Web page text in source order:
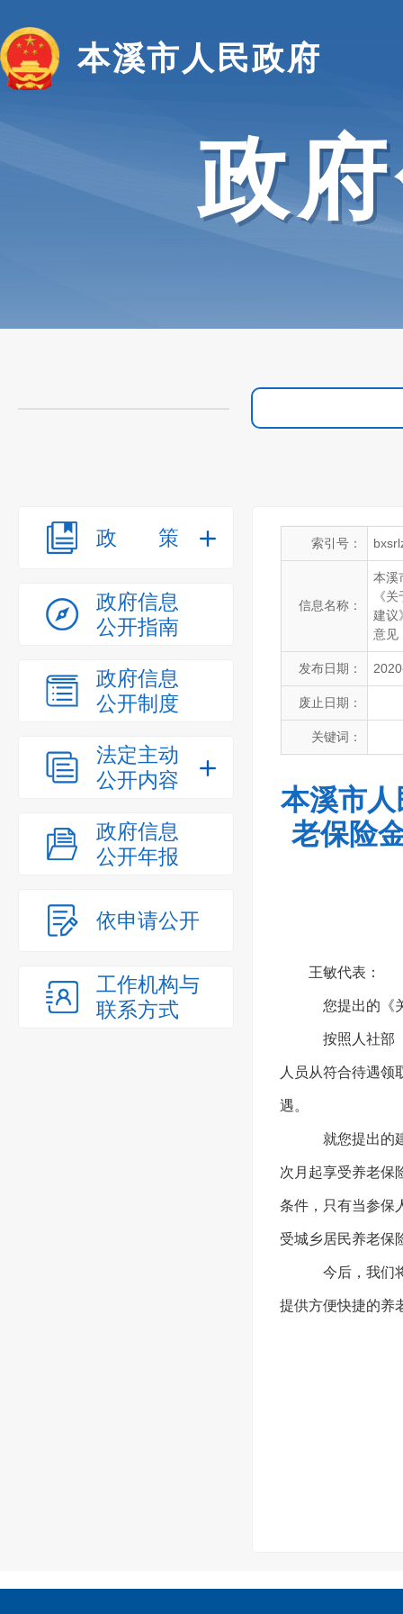
本溪市人民政府
政
政策
政府信息
公开指南
政府信息
公开制度
法定主动
公开内容
政府信息
公开年报
依申请公开
工作机构与
联系方式
索引号：
信息名称：
本溪
《
建议
意见
发布日期：
废止日期：
关键词：
本溪市
老保险
王敏代表：
您提出的《
按照人社部
人员从符合待遇领
遇。
就您提出的
次月起享受养老保
条件，只有当参保
受城乡居民养老保
今后，我们
提供方便快捷的